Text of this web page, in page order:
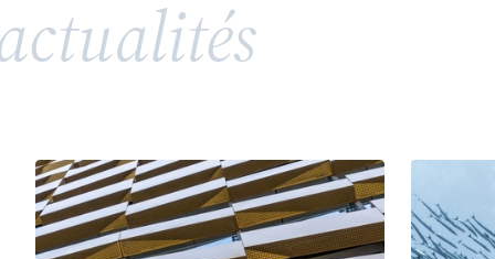
répandue, soulève toutefois des enjeux juridiques
complexes en matière de propriété intellectuelle
même famille, l’utilisation d’un patronyme comme
marque nécessite une vigilance particulière.